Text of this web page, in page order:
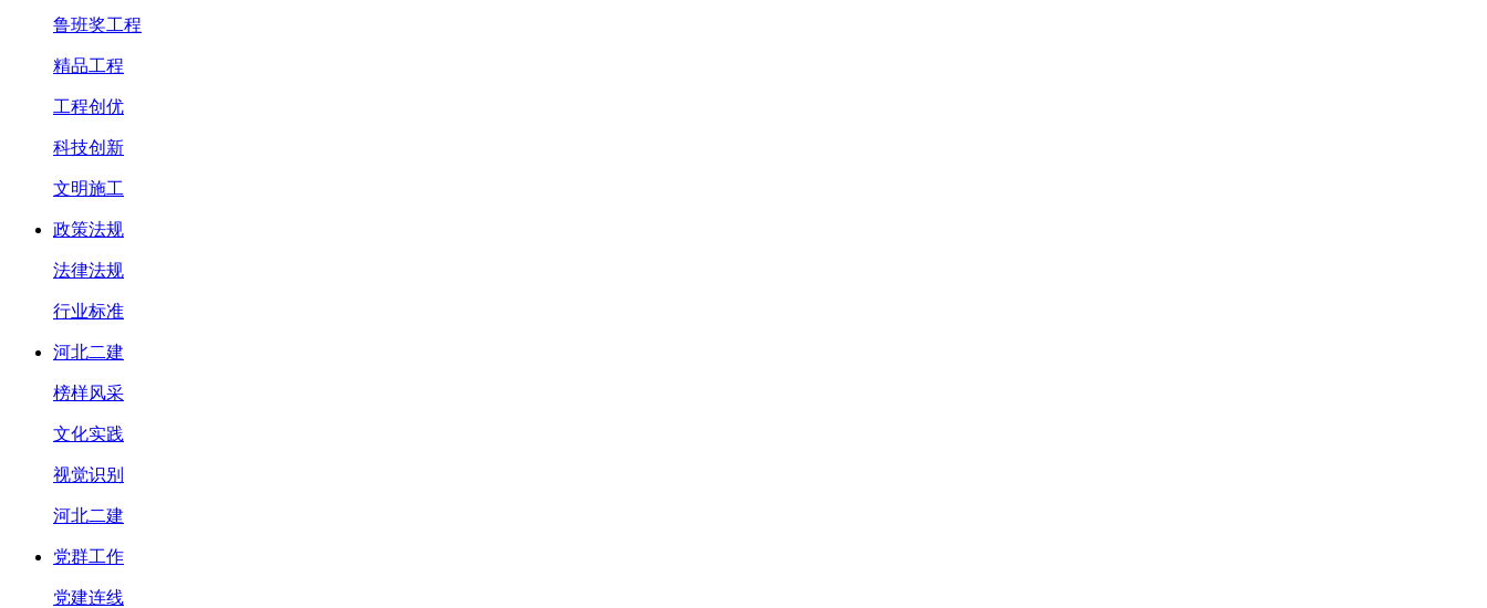
鲁班奖工程
精品工程
工程创优
科技创新
文明施工
政策法规
法律法规
行业标准
河北二建
榜样风采
文化实践
视觉识别
河北二建
党群工作
党建连线